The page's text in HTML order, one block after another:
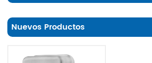
Nuevos Productos